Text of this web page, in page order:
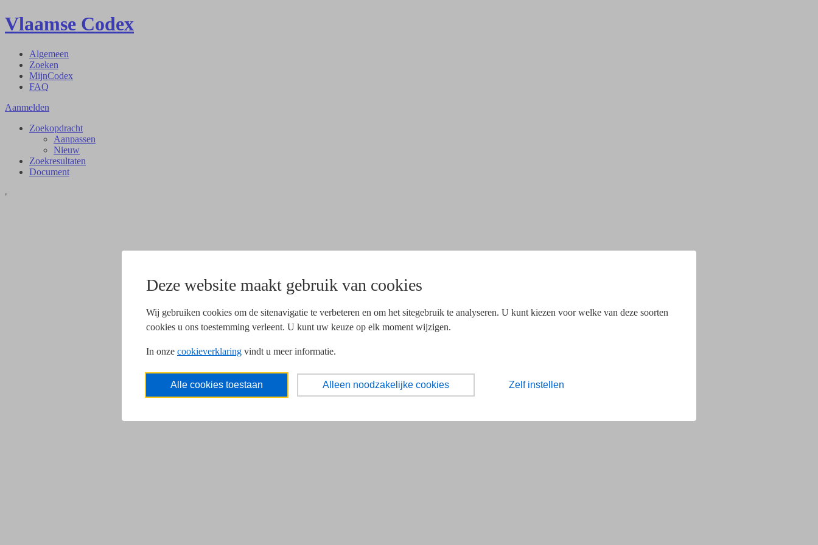
Deze website maakt gebruik van cookies
Wij gebruiken cookies om de sitenavigatie te verbeteren en om het sitegebruik te analyseren. U kunt kiezen voor welke van deze soorten
cookies u ons toestemming verleent. U kunt uw keuze op elk moment wijzigen.
In onze cookieverklaring vindt u meer informatie.
Alle cookies toestaan Alleen noodzakelijke cookies Zelf instellen
Vlaamse Codex
Algemeen
Zoeken
MijnCodex
FAQ
Aanmelden
Zoekopdracht
Aanpassen
Nieuw
Zoekresultaten
Document